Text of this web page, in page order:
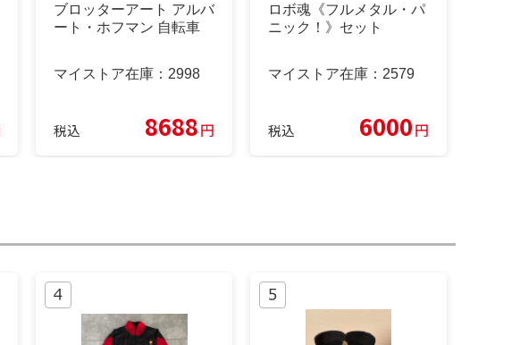
ブロッターアート アルバ
ート・ホフマン 自転車
マイストア在庫： 2998
税込 8688円
ロボ魂《フルメタル・パ
ニック！》セット
マイストア在庫： 2579
税込 6000円